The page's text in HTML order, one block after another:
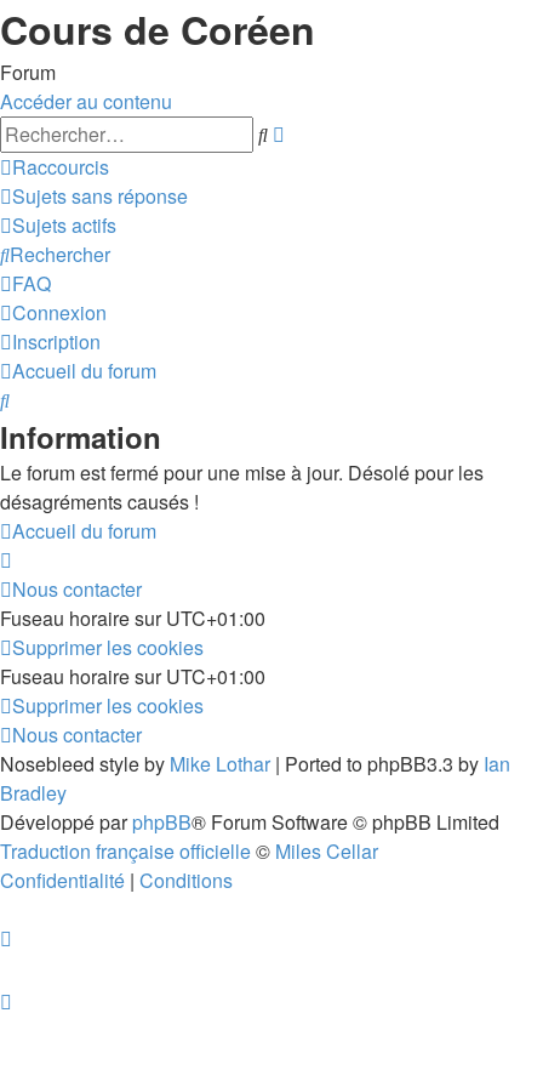
Cours de Coréen
Forum
Accéder au contenu
Rechercher
Raccourcis
Sujets sans réponse
Sujets actifs
Rechercher
FAQ
Connexion
Inscription
Accueil du forum
Rechercher
Information
Le forum est fermé pour une mise à jour. Désolé pour les
désagréments causés !
Accueil du forum
Nous contacter
Fuseau horaire surUTC+01:00
Supprimer les cookies
Fuseau horaire surUTC+01:00
Supprimer les cookies
Nous contacter
Nosebleed style by Mike Lothar | Ported to phpBB3.3 by Ian
Bradley
Développé parphpBB® Forum Software © phpBB Limited
Traduction française officielle© Miles Cellar
Confidentialité | Conditions